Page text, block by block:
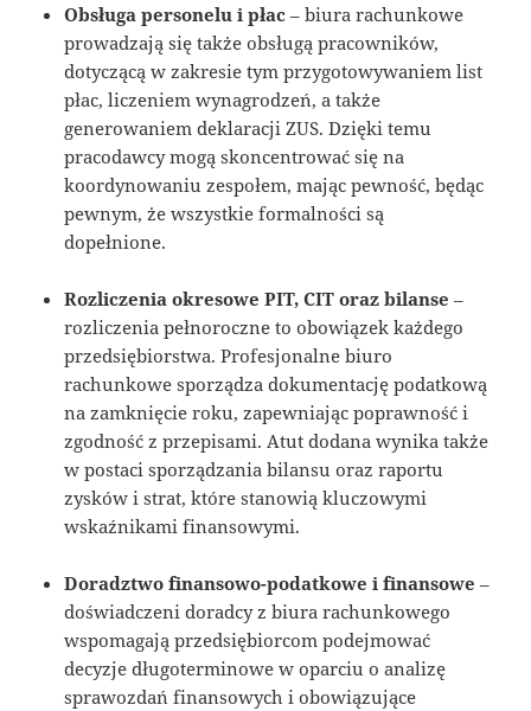
Obsługa personelu i płac – biura rachunkowe
prowadzają się także obsługą pracowników,
dotyczącą w zakresie tym przygotowywaniem list
płac, liczeniem wynagrodzeń, a także
generowaniem deklaracji ZUS. Dzięki temu
pracodawcy mogą skoncentrować się na
koordynowaniu zespołem, mając pewność, będąc
pewnym, że wszystkie formalności są
dopełnione.
Rozliczenia okresowe PIT, CIT oraz bilanse –
rozliczenia pełnoroczne to obowiązek każdego
przedsiębiorstwa. Profesjonalne biuro
rachunkowe sporządza dokumentację podatkową
na zamknięcie roku, zapewniając poprawność i
zgodność z przepisami. Atut dodana wynika także
w postaci sporządzania bilansu oraz raportu
zysków i strat, które stanowią kluczowymi
wskaźnikami finansowymi.
Doradztwo finansowo-podatkowe i finansowe –
doświadczeni doradcy z biura rachunkowego
wspomagają przedsiębiorcom podejmować
decyzje długoterminowe w oparciu o analizę
sprawozdań finansowych i obowiązujące